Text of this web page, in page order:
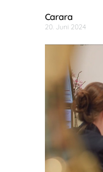
Carara
20. Juni 2024